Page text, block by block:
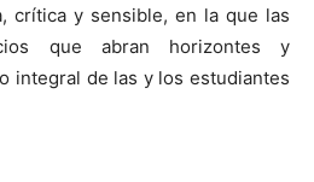
crítica y sensible, en la que las
que abran horizontes y
integral de las y los estudiantes